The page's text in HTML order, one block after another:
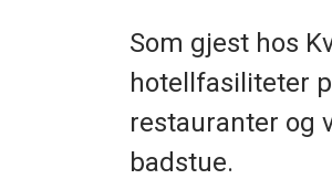
Som gjest hos
hotellfasiliteter
restauranter og
badstue.